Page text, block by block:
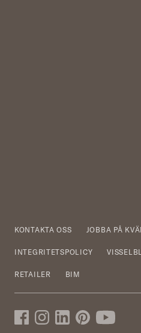
KONTAKTA OSS JOBBA PÅ
INTEGRITETSPOLICY
RETAILER BIM